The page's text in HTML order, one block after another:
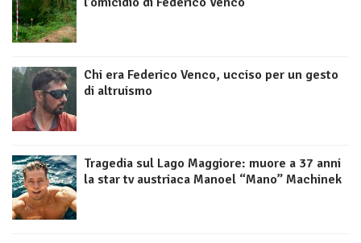
Chi era Federico Venco, ucciso per un gesto
di altruismo
Tragedia sul Lago Maggiore: muore a 37 anni
la star tv austriaca Manoel “Mano” Machinek